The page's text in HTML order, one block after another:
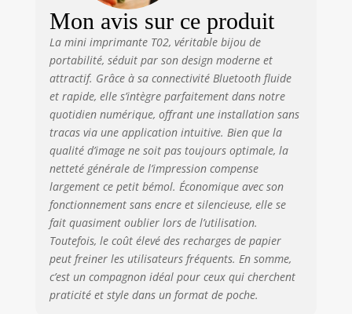
autocollantes
portable est idéale
pour Halloween,
Thanksgiving, Noël
et pour offrir à vos
proches pendant
les fêtes. 【Mini
imprimante sans
encre】Cette mini
imprimante de
poche est une
imprimante
thermique
compatible avec le
papier thermique
blanc adhésif ou
non adhésif, ainsi
qu'avec le papier
autocollant
Mon avis sur ce produit
La mini imprimante T02, véritable bijou de
portabilité, séduit par son design moderne et
attractif. Grâce à sa connectivité Bluetooth fluide
et rapide, elle s’intègre parfaitement dans notre
quotidien numérique, offrant une installation sans
tracas via une application intuitive. Bien que la
qualité d’image ne soit pas toujours optimale, la
netteté générale de l’impression compense
largement ce petit bémol. Économique avec son
fonctionnement sans encre et silencieuse, elle se
fait quasiment oublier lors de l’utilisation.
Toutefois, le coût élevé des recharges de papier
peut freiner les utilisateurs fréquents. En somme,
c’est un compagnon idéal pour ceux qui cherchent
praticité et style dans un format de poche.